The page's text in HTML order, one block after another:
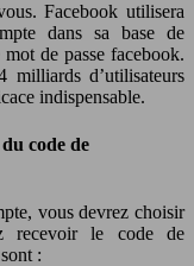
Facebook utilisera
dans sa base de
de passe facebook.
milliards d’utilisateurs
indispensable.
code de
vous devrez choisir
recevoir le code de
: